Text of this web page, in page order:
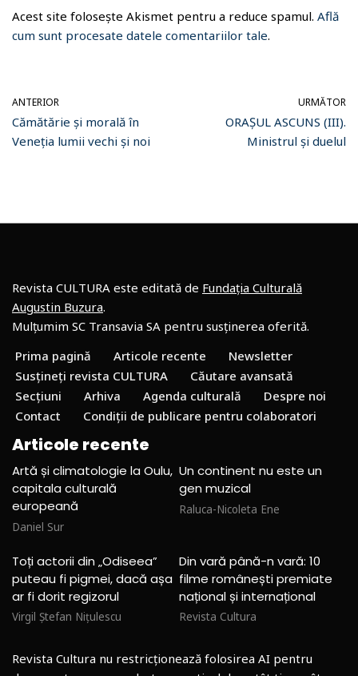
Acest site folosește Akismet pentru a reduce spamul. Află
cum sunt procesate datele comentariilor tale.
ANTERIOR
Cămătărie și morală în
Veneția lumii vechi și noi
URMĂTOR
ORAȘUL ASCUNS (III).
Ministrul și duelul
Revista CULTURA este editată de Fundația Culturală
Augustin Buzura.
Mulțumim SC Transavia SA pentru susținerea oferită.
Prima pagină
Articole recente
Newsletter
Susțineți revista CULTURA
Căutare avansată
Secțiuni
Arhiva Agenda culturală
Despre noi
Contact
Condiții de publicare pentru colaboratori
Articole recente
Artă și climatologie la Oulu,
capitala culturală
europeană
Daniel Sur
Un continent nu este un
gen muzical
Raluca-Nicoleta Ene
Toți actorii din „Odiseea”
puteau fi pigmei, dacă așa
ar fi dorit regizorul
Virgil Ștefan Nițulescu
Din vară până-n vară: 10
filme românești premiate
național și internațional
Revista Cultura
Revista Cultura nu restricționează folosirea AI pentru